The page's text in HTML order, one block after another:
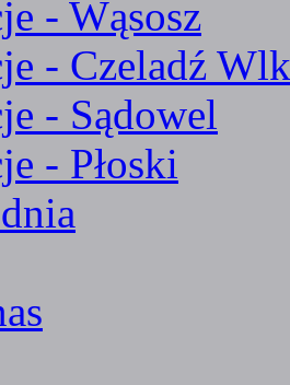
- Wąsosz
- Czeladź
- Sądowel
- Płoski